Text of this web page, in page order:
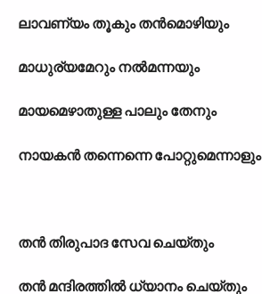
ലാവണ്യം തൂകും തൻമൊഴിയും
മാധുര്യമേറും നൽമന്നയും
മായമെഴാതുള്ള പാലും തേനും
നായകൻ തന്നെന്നെ പോറ്റുമെന്നാളും
തൻ തിരുപാദ സേവ ചെയ്തും
തൻ മന്ദിരത്തിൽ ധ്യാനം ചെയ്തും